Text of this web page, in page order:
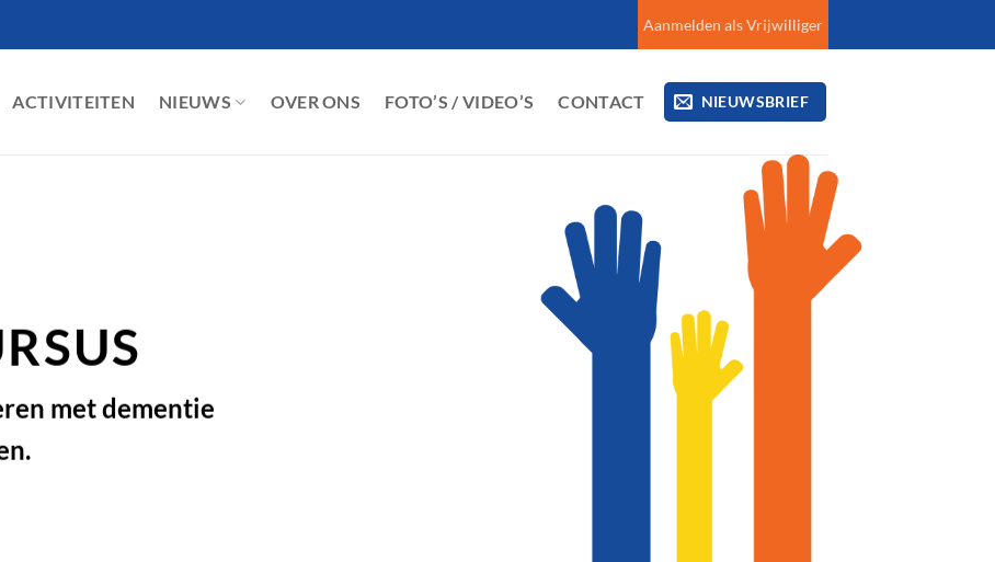
Aanmelden als Vrijwilliger
ACTIVITEITEN NIEUWS OVER ONS FOTO’S / VIDEO’S CONTACT NIEUWSBRIEF
met dementie